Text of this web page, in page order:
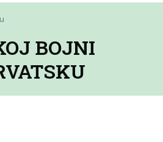
BOJNI